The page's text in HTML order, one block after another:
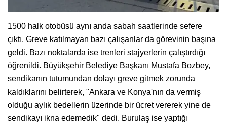
1500 halk otobüsü aynı anda sabah saatlerinde sefere
çıktı. Greve katılmayan bazı çalışanlar da görevinin başına
geldi. Bazı noktalarda ise trenleri stajyerlerin çalıştırdığı
öğrenildi. Büyükşehir Belediye Başkanı Mustafa Bozbey,
sendikanın tutumundan dolayı greve gitmek zorunda
kaldıklarını belirterek, "Ankara ve Konya'nın da vermiş
olduğu aylık bedellerin üzerinde bir ücret vererek yine de
sendikayı ikna edemedik" dedi. Burulaş ise yaptığı